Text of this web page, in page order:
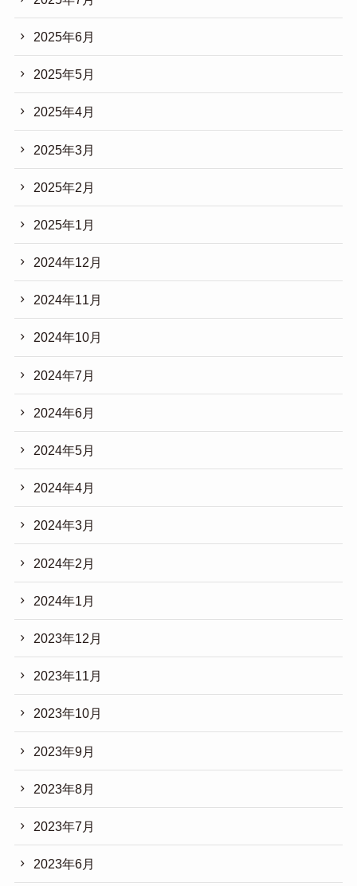
2025年6月
2025年5月
2025年4月
2025年3月
2025年2月
2025年1月
2024年12月
2024年11月
2024年10月
2024年7月
2024年6月
2024年5月
2024年4月
2024年3月
2024年2月
2024年1月
2023年12月
2023年11月
2023年10月
2023年9月
2023年8月
2023年7月
2023年6月